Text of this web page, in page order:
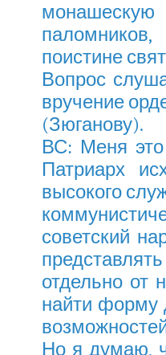
монашескую
поистине
Вопрос
вручение
(Зюганову).
ВС: Меня это
Патриарх
высокого
советский
отдельно от
найти форму
Но я думаю,